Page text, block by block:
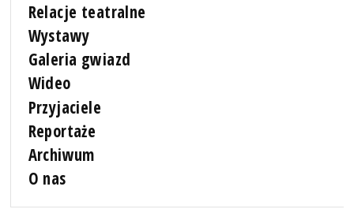
Relacje teatralne
Wystawy
Galeria gwiazd
Wideo
Przyjaciele
Reportaże
Archiwum
O nas